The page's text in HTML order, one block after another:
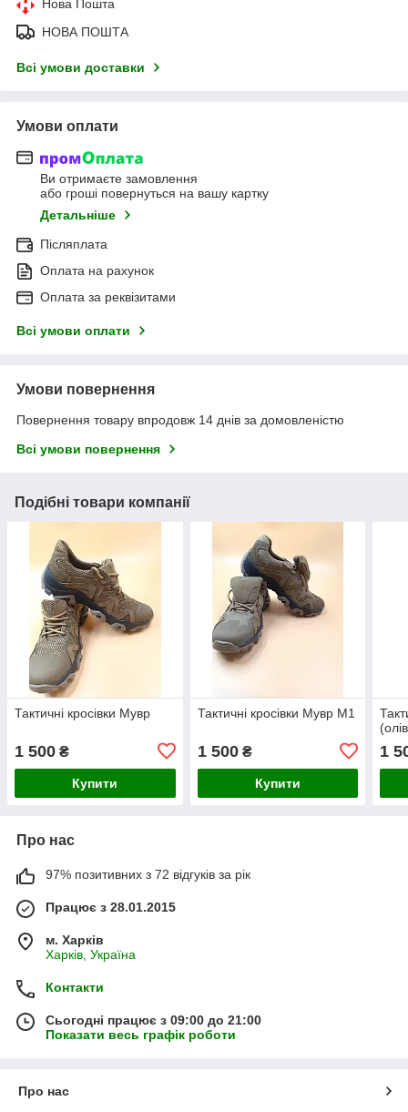
Нова Пошта
НОВА ПОШТА
Всі умови доставки
Умови оплати
Ви отримаєте замовлення
або гроші повернуться на вашу картку
Детальніше
Післяплата
Оплата на рахунок
Оплата за реквізитами
Всі умови оплати
Умови повернення
Повернення товару впродовж 14 днів за домовленістю
Всі умови повернення
Подібні товари компанії
Тактичні кросівки Мувр
1 500 ₴
Купити
Тактичні кросівки Мувр М1
1 500₴
Купити
1
Про нас
97% позитивних з 72 відгуків за рік
Працює з 28.01.2015
м. Харків
Харків, Україна
Контакти
Сьогодні працює з 09:00 до 21:00
Показати весь графік роботи
Про нас